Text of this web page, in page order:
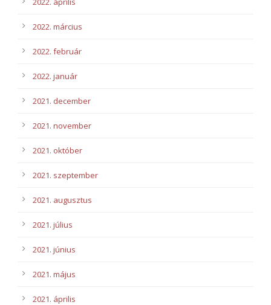
2022. március
2022. február
2022. január
2021. december
2021. november
2021. október
2021. szeptember
2021. augusztus
2021. július
2021. június
2021. május
2021. április